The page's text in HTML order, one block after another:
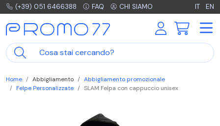
(+39) 051 6466388 FAQ CHI SIAMO IT EN
Home Abbigliamento
Abbigliamento promozionale
Felpe Personalizzate
SLAM Felpa con cappuccio unisex